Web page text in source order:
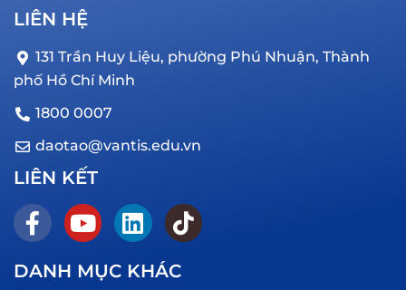
LIÊN HỆ
131 Trần Huy Liệu, phường Phú Nhuận, Thành
phố Hồ Chí Minh
1800 0007
daotao@vantis.edu.vn
LIÊN KẾT
DANH MỤC KHÁC